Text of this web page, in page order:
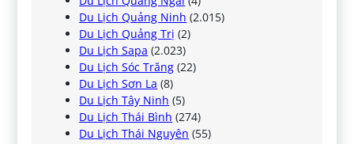
Du Lịch Quảng Ninh (2.015)
Du Lịch Quảng Trị (2)
Du Lịch Sapa (2.023)
Du Lịch Sóc Trăng (22)
Du Lịch Sơn La (8)
Du Lịch Tây Ninh (5)
Du Lịch Thái Bình (274)
Du Lịch Thái Nguyên (55)